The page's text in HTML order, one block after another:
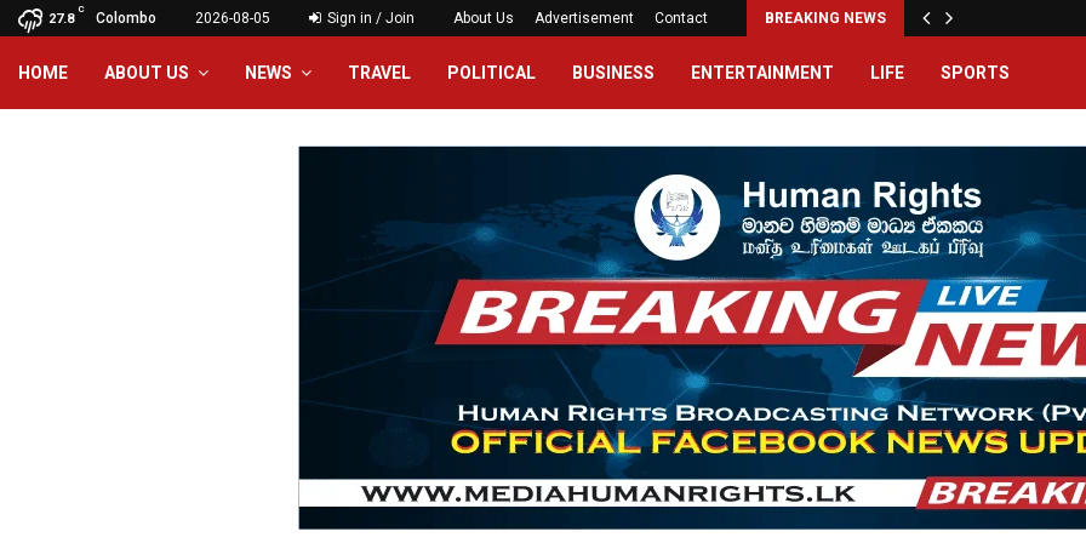
27.8
C
Colombo 2026-08-05 Sign in / Join About Us Advertisement Contact BREAKING NEWS
HOME ABOUT US NEWS TRAVEL POLITICAL BUSINESS ENTERTAINMENT LIFE SPORTS